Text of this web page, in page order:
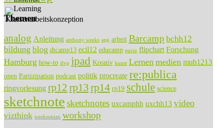
Themen
analog Anleitung anthony weeks app arbeit Barcamp bchh12
bildung blog dtcamp13 ecil12 educamp euviz flipchart Forschung
Hamburg how-to ifvp ipad Kreativ kunst Lernen medien mub1213
open Partizipation podcast politik procreate re:publica
ringvorlesung rp12 rp13 rp14 rp19 schule science
sketchnote sketchnotes uxcamphh uxchh13 video
vizthink weeksonian workshop